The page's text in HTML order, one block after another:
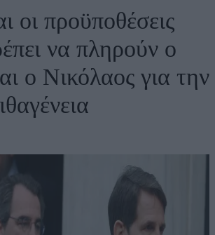
οι προϋποθέσεις
να πληρούν ο
ο Νικόλαος για την